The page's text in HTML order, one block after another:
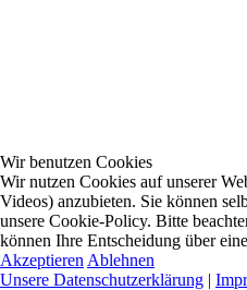
Wir benutzen Cookies
Wir nutzen Cookies auf unserer
Videos) anzubieten. Sie können
unsere Cookie-Policy. Bitte
können Ihre Entscheidung über
Akzeptieren Ablehnen
Unsere Datenschutzerklärung |